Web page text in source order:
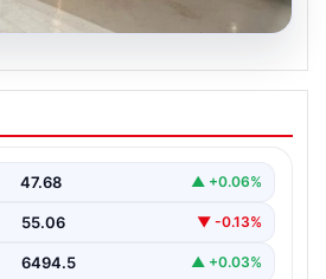
ve Prestijli Yaşam
başa lüks evlerde yaşayan ev…
47.68 ▲ +0.06%
55.06 ▼ -0.13%
6494.5 ▲ +0.03%